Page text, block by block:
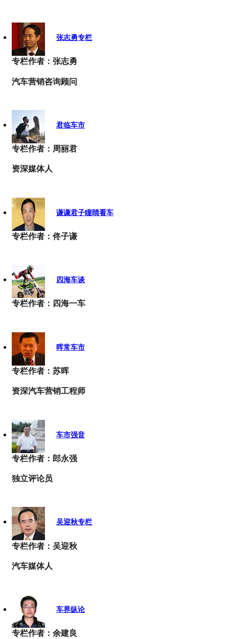
张志勇专栏
专栏作者：张志勇
汽车营销咨询顾问
君临车市
专栏作者：周丽君
资深媒体人
谦谦君子瞳睛看车
专栏作者：佟子谦
四海车谈
专栏作者：四海一车
晖常车市
专栏作者：苏晖
资深汽车营销工程师
车市强音
专栏作者：郎永强
独立评论员
吴迎秋专栏
专栏作者：吴迎秋
汽车媒体人
车界纵论
专栏作者：余建良